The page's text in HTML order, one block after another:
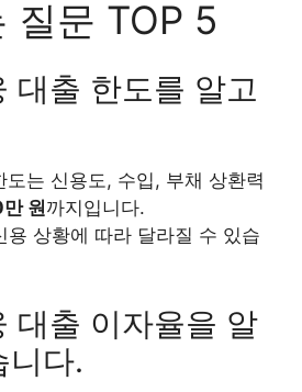
질문 TOP 5
대출 한도를 알고
는 신용도, 수입, 부채 상환력
원까지입니다.
용 상황에 따라 달라질 수 있습
대출 이자율을 알
니다.